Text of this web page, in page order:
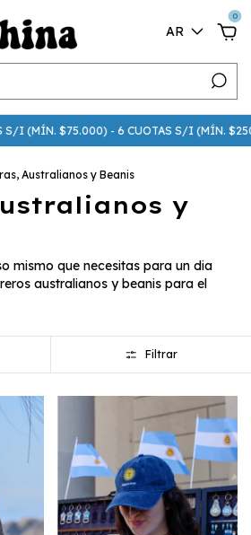
AR
0
I (MÍN. $75.000) - 6 CUOTAS S/I (MÍN.
Australianos y Beanis
y
mismo que necesitas para un dia
australianos y beanis para el
Filtrar